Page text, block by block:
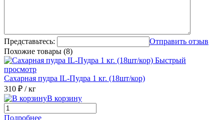
Представьтесь:
Отправить отзыв
Похожие товары (8)
Быстрый
просмотр
Сахарная пудра IL-Пудра 1 кг. (18шт/кор)
310 ₽ / кг
В корзину
Подробнее